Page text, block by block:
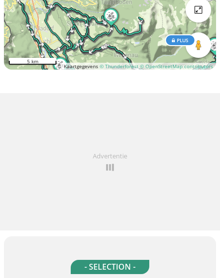
Kaartgegevens © Thunderforest © OpenStreetMap contributors
PLUS
5 km
Advertentie
- SELECTION -